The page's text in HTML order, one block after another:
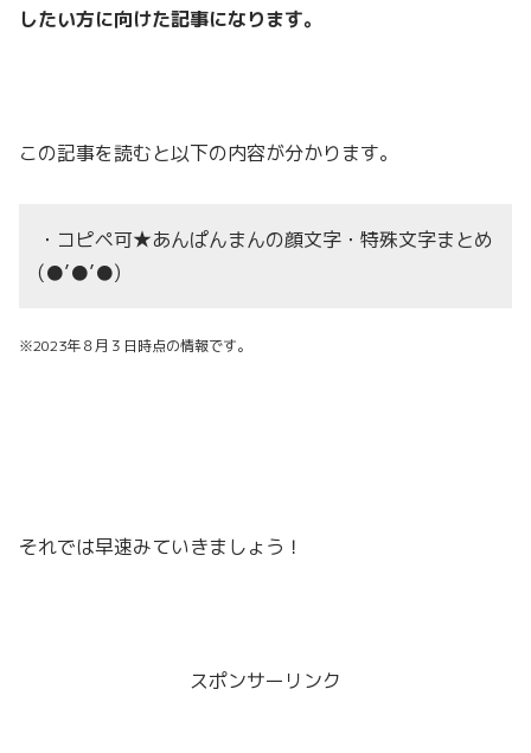
したい方に向けた記事になります。
この記事を読むと以下の内容が分かります。
・コピペ可★あんぱんまんの顔文字・特殊文字まとめ
(●’●’●)
※2023年８月３日時点の情報です。
それでは早速みていきましょう！
スポンサーリンク